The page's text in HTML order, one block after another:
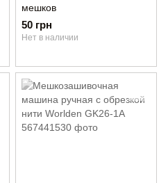
мешков
50 грн
Нет в наличии